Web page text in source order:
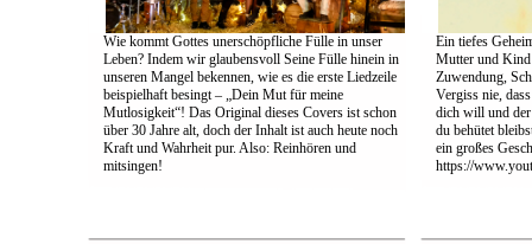
Wie kommt Gottes unerschöpfliche Fülle in unser
Leben? Indem wir glaubensvoll Seine Fülle hinein in
unseren Mangel bekennen, wie es die erste Liedzeile
beispielhaft besingt – „Dein Mut für meine
Mutlosigkeit“! Das Original dieses Covers ist schon
über 30 Jahre alt, doch der Inhalt ist auch heute noch
Kraft und Wahrheit pur. Also: Reinhören und
mitsingen!
Ein tiefes
Mutter und
Zuwendung,
Vergiss nie,
dich will und der
du behütet
ein großes
https://